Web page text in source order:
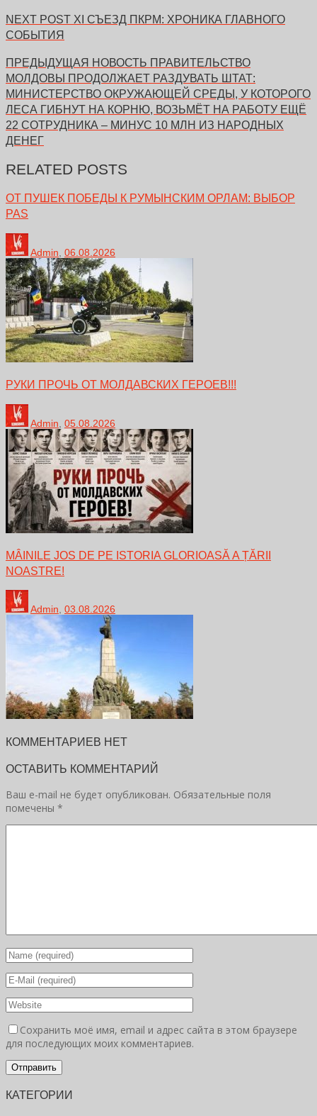
NEXT POST XI СЪЕЗД ПКРМ: ХРОНИКА ГЛАВНОГО
СОБЫТИЯ
ПРЕДЫДУЩАЯ НОВОСТЬ ПРАВИТЕЛЬСТВО
МОЛДОВЫ ПРОДОЛЖАЕТ РАЗДУВАТЬ ШТАТ:
МИНИСТЕРСТВО ОКРУЖАЮЩЕЙ СРЕДЫ, У КОТОРОГО
ЛЕСА ГИБНУТ НА КОРНЮ, ВОЗЬМЁТ НА РАБОТУ ЕЩЁ
22 СОТРУДНИКА – МИНУС 10 МЛН ИЗ НАРОДНЫХ
ДЕНЕГ
RELATED POSTS
ОТ ПУШЕК ПОБЕДЫ К РУМЫНСКИМ ОРЛАМ: ВЫБОР
PAS
Admin 06.08.2026
РУКИ ПРОЧЬ ОТ МОЛДАВСКИХ ГЕРОЕВ!!!
Admin 05.08.2026
MÂINILE JOS DE PE ISTORIA GLORIOASĂ A ȚĂRII
NOASTRE!
Admin, 03.08.2026
КОММЕНТАРИЕВ НЕТ
ОСТАВИТЬ КОММЕНТАРИЙ
Ваш e-mail не будет опубликован. Обязательные поля
помечены *
Сохранить моё имя, email и адрес сайта в этом браузере
для последующих моих комментариев.
КАТЕГОРИИ